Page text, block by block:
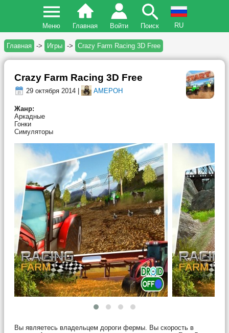
Меню Главная Войти Поиск RU
Главная -> Игры -> Crazy Farm Racing 3D Free
Crazy Farm Racing 3D Free
29 октября 2014 | AMEPOH
Жанр:
Аркадные
Гонки
Симуляторы
Вы являетесь владельцем дороги фермы. Вы скорость в